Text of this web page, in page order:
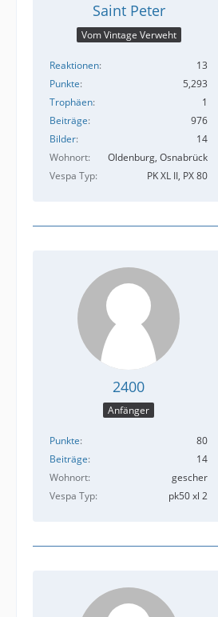
Saint Peter
Vom Vintage Verweht
Reaktionen
13
Punkte
5,293
Trophäen
1
Beiträge
976
Bilder
14
Wohnort
Oldenburg, Osnabrück
Vespa Typ
PK XL II, PX 80
2400
Anfänger
Punkte
80
Beiträge
14
Wohnort
gescher
Vespa Typ
pk50 xl 2